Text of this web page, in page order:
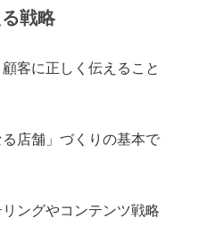
戦略
客に正しく伝えること
店舗」づくりの基本で
ングやコンテンツ戦略